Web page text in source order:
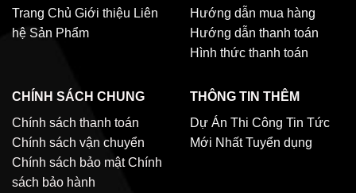
Trang Chủ Giới thiệu Liên
hệ Sản Phẩm
Hướng dẫn mua hàng
Hướng dẫn thanh toán
Hình thức thanh toán
CHÍNH SÁCH CHUNG
Chính sách thanh toán
Chính sách vận chuyển
Chính sách bảo mật Chính
sách bảo hành
THÔNG TIN THÊM
Dự Án Thi Công Tin Tức
Mới Nhất Tuyển dụng